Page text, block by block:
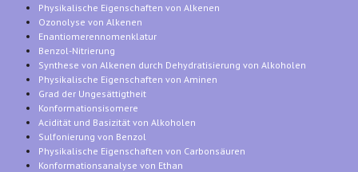
Physikalische Eigenschaften von Alkenen
Ozonolyse von Alkenen
Enantiomerennomenklatur
Benzol-Nitrierung
Synthese von Alkenen durch Dehydratisierung von Alkoholen
Physikalische Eigenschaften von Aminen
Grad der Ungesättigtheit
Konformationsisomere
Acidität und Basizität von Alkoholen
Sulfonierung von Benzol
Physikalische Eigenschaften von Carbonsäuren
Konformationsanalyse von Ethan